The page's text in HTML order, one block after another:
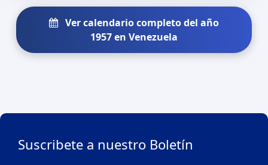
Ver calendario completo del año
1957 en Venezuela
Suscribete a nuestro Boletín